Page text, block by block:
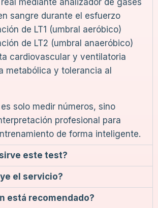
sangre durante el esfuerzo
de LT1 (umbral aeróbico)
de LT2 (umbral anaeróbico)
cardiovascular y ventilatoria
metabólica y tolerancia al
solo medir números, sino
profesional para
de forma inteligente.
este test?
el servicio?
está recomendado?